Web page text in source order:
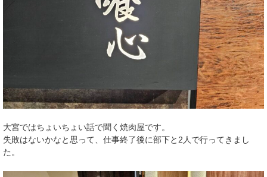
大宮ではちょいちょい話で聞く焼肉屋です。
失敗はないかなと思って、仕事終了後に部下と2人で行ってきまし
た。